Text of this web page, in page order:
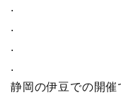
.
.
.
.
静岡の伊豆での開催